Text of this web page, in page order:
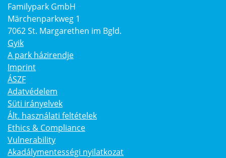
Familypark GmbH
Märchenparkweg 1
7062 St. Margarethen im Bgld.
Gyik
A park házirendje
Imprint
ÁSZF
Adatvédelem
Süti irányelvek
Ált. használati feltételek
Ethics & Compliance
Vulnerability
Akadálymentességi nyilatkozat